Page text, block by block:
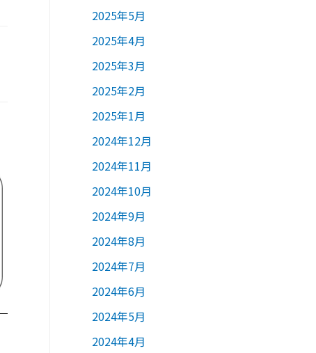
2025年5月
2025年4月
2025年3月
2025年2月
2025年1月
2024年12月
2024年11月
2024年10月
2024年9月
2024年8月
2024年7月
2024年6月
2024年5月
2024年4月